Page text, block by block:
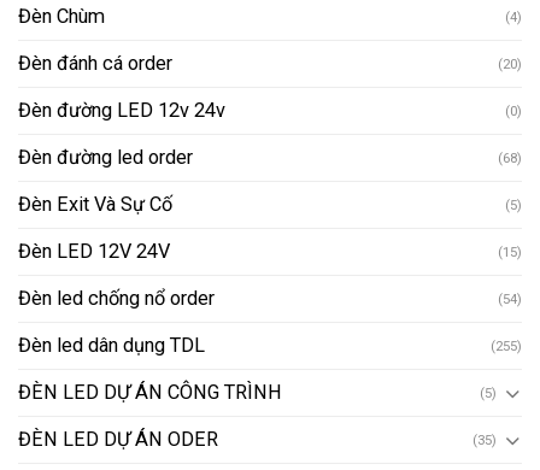
Đèn Chùm (4)
Đèn đánh cá order (20)
Đèn đường LED 12v 24v (0)
Đèn đường led order (68)
Đèn Exit Và Sự Cố (5)
Đèn LED 12V 24V (15)
Đèn led chống nổ order (54)
Đèn led dân dụng TDL (255)
ĐÈN LED DỰ ÁN CÔNG TRÌNH (5)
ĐÈN LED DỰ ÁN ODER (35)